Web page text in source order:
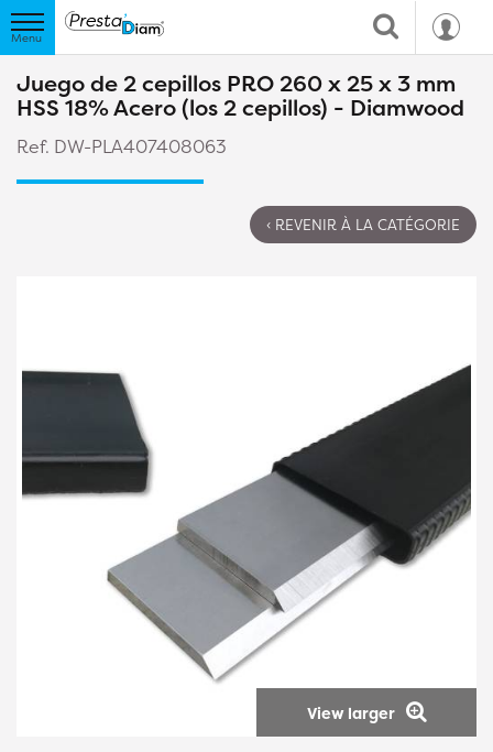
Juego de 2 cepillos PRO 260 x 25 x 3 mm
HSS 18% Acero (los 2 cepillos) - Diamwood
Ref. DW-PLA407408063
‹ REVENIR À LA CATÉGORIE
View larger